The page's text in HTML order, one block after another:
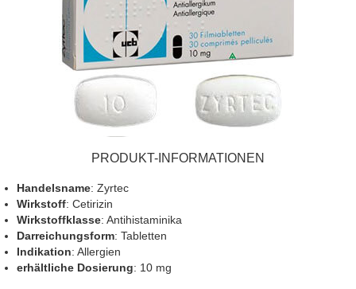
PRODUKT-INFORMATIONEN
Handelsname: Zyrtec
Wirkstoff: Cetirizin
Wirkstoffklasse: Antihistaminika
Darreichungsform: Tabletten
Indikation: Allergien
erhältliche Dosierung: 10 mg